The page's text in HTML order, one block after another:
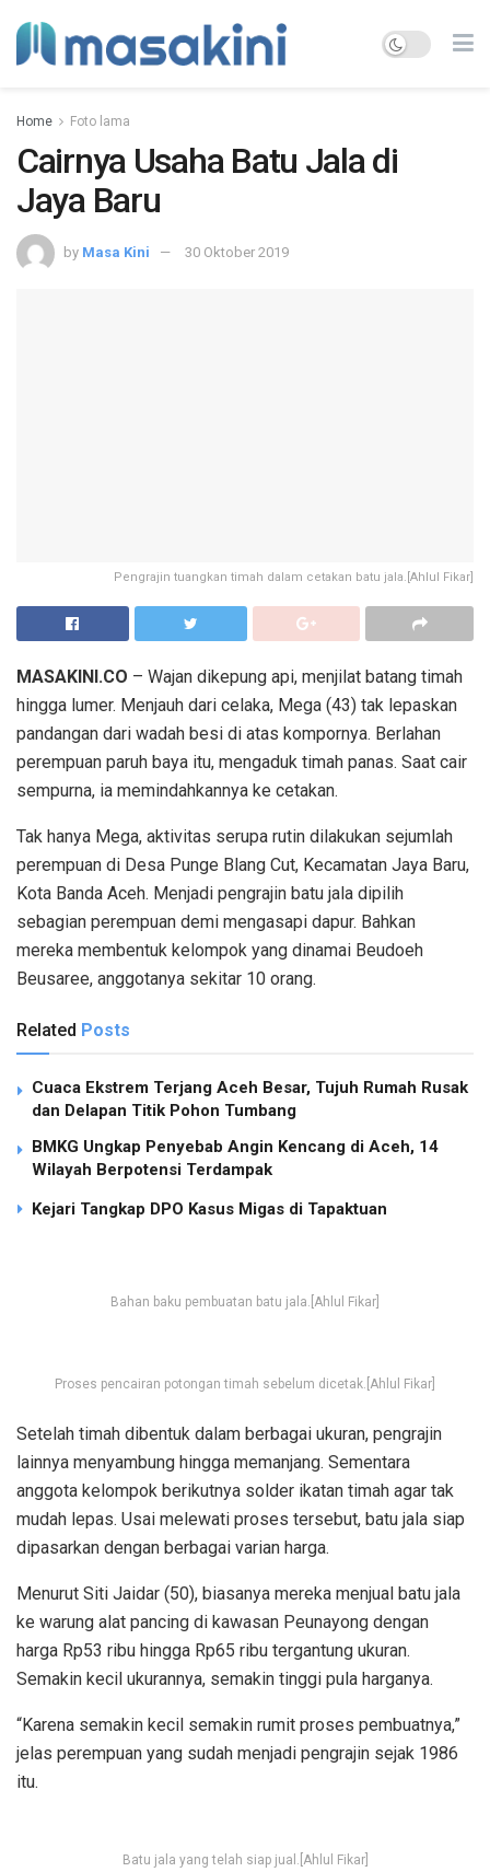
Home Foto lama
Cairnya Usaha Batu Jala di
Jaya Baru
by Masa Kini 30 Oktober 2019
Pengrajin tuangkan timah dalam cetakan batu jala.[Ahlul Fikar]
MASAKINI.CO – Wajan dikepung api, menjilat batang timah
hingga lumer. Menjauh dari celaka, Mega (43) tak lepaskan
pandangan dari wadah besi di atas kompornya. Berlahan
perempuan paruh baya itu, mengaduk timah panas. Saat cair
sempurna, ia memindahkannya ke cetakan.
Tak hanya Mega, aktivitas serupa rutin dilakukan sejumlah
perempuan di Desa Punge Blang Cut, Kecamatan Jaya Baru,
Kota Banda Aceh. Menjadi pengrajin batu jala dipilih
sebagian perempuan demi mengasapi dapur. Bahkan
mereka membentuk kelompok yang dinamai Beudoeh
Beusaree, anggotanya sekitar 10 orang.
Related Posts
Cuaca Ekstrem Terjang Aceh Besar, Tujuh Rumah Rusak
dan Delapan Titik Pohon Tumbang
BMKG Ungkap Penyebab Angin Kencang di Aceh, 14
Wilayah Berpotensi Terdampak
Kejari Tangkap DPO Kasus Migas di Tapaktuan
Bahan baku pembuatan batu jala.[Ahlul Fikar]
Proses pencairan potongan timah sebelum dicetak.[Ahlul Fikar]
Setelah timah dibentuk dalam berbagai ukuran, pengrajin
lainnya menyambung hingga memanjang. Sementara
anggota kelompok berikutnya solder ikatan timah agar tak
mudah lepas. Usai melewati proses tersebut, batu jala siap
dipasarkan dengan berbagai varian harga.
Menurut Siti Jaidar (50), biasanya mereka menjual batu jala
ke warung alat pancing di kawasan Peunayong dengan
harga Rp53 ribu hingga Rp65 ribu tergantung ukuran.
Semakin kecil ukurannya, semakin tinggi pula harganya.
“Karena semakin kecil semakin rumit proses pembuatnya,”
jelas perempuan yang sudah menjadi pengrajin sejak 1986
itu.
Batu jala yang telah siap jual.[Ahlul Fikar]